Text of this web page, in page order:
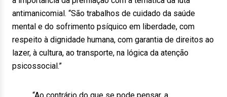
antimanicomial. “São trabalhos de cuidado da saúde
mental e do sofrimento psíquico em liberdade, com
respeito à dignidade humana, com garantia de direitos ao
lazer, à cultura, ao transporte, na lógica da atenção
psicossocial.”